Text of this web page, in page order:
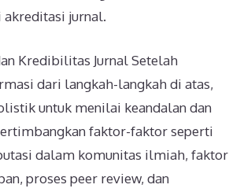
akreditasi jurnal.
Kredibilitas Jurnal Setelah
dari langkah-langkah di atas,
untuk menilai keandalan dan
faktor-faktor seperti
dalam komunitas ilmiah, faktor
proses peer review, dan